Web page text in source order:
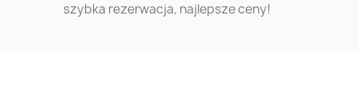
szybka rezerwacja, najlepsze ceny!